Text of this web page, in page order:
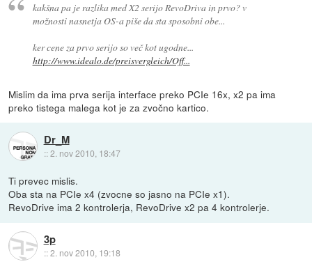
kakšna pa je razlika med X2 serijo RevoDriva in prvo? v
možnosti nasnetja OS-a piše da sta sposobni obe...
ker cene za prvo serijo so več kot ugodne...
http://www.idealo.de/preisvergleich/Off...
Mislim da ima prva serija interface preko PCIe 16x, x2 pa ima
preko tistega malega kot je za zvočno kartico.
Dr_M
::2. nov 2010, 18:47
Ti prevec mislis.
Oba sta na PCIe x4 (zvocne so jasno na PCIe x1).
RevoDrive ima 2 kontrolerja, RevoDrive x2 pa 4 kontrolerje.
3p
::2. nov 2010, 19:18